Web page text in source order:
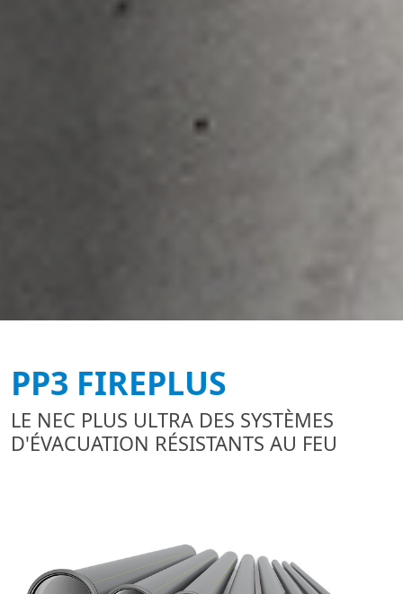
PP3 FIREPLUS
LE NEC PLUS ULTRA DES SYSTÈMES
D'ÉVACUATION RÉSISTANTS AU FEU